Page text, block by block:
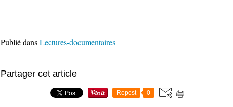
Publié dansLectures-documentaires
Partager cet article
Repost 0